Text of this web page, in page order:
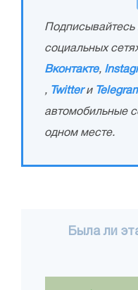
Подписывайтесь
социальных
Вконтакте,
, Twitterи
автомобильные
одном месте.
Была ли